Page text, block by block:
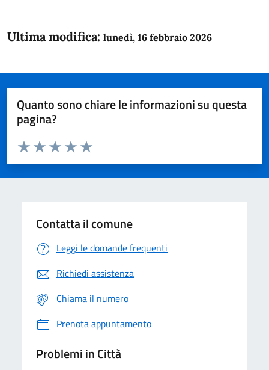
Ultima modifica: lunedì, 16 febbraio 2026
Quanto sono chiare le informazioni su questa
pagina?
Domanda
Valuta da 1 a 5 stelle la pagina
Valuta 5 stelle su 5
Valuta 4 stelle su 5
Valuta 3 stelle su 5
Valuta 2 stelle su 5
Valuta 1 stelle su 5
Contatta il comune
Leggi le domande frequenti
Richiedi assistenza
Chiama il numero
Prenota appuntamento
Problemi in Città